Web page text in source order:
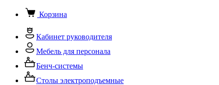
Корзина
Кабинет руководителя
Мебель для персонала
Бенч-системы
Столы электроподъемные